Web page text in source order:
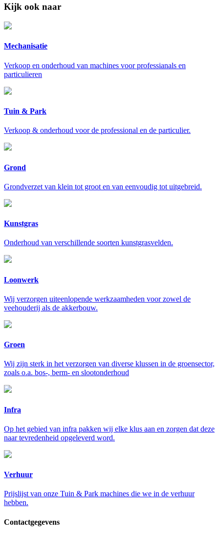
Kijk ook naar
Mechanisatie
Verkoop en onderhoud van machines voor professianals en
particulieren
Tuin & Park
Verkoop & onderhoud voor de professional en de particulier.
Grond
Grondverzet van klein tot groot en van eenvoudig tot uitgebreid.
Kunstgras
Onderhoud van verschillende soorten kunstgrasvelden.
Loonwerk
Wij verzorgen uiteenlopende werkzaamheden voor zowel de
veehouderij als de akkerbouw.
Groen
Wij zijn sterk in het verzorgen van diverse klussen in de groensector,
zoals o.a. bos-, berm- en slootonderhoud
Infra
Op het gebied van infra pakken wij elke klus aan en zorgen dat deze
naar tevredenheid opgeleverd word.
Verhuur
Prijslijst van onze Tuin & Park machines die we in de verhuur
hebben.
Contactgegevens